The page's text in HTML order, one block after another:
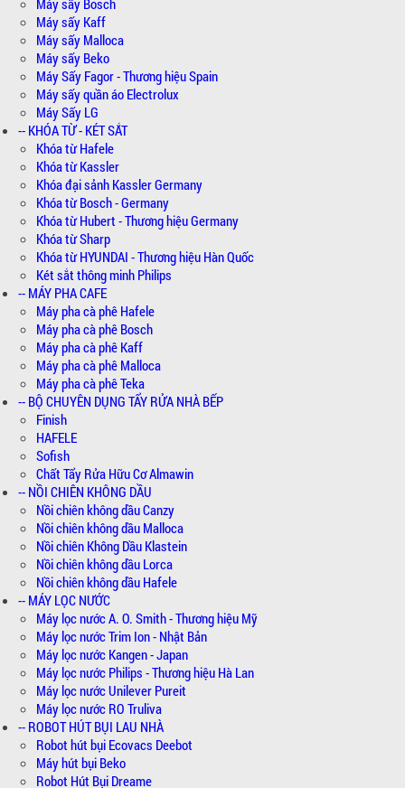
Máy sấy Kaff
Máy sấy Malloca
Máy sấy Beko
Máy Sấy Fagor - Thương hiệu Spain
Máy sấy quần áo Electrolux
Máy Sấy LG
-- KHÓA TỪ - KÉT SẮT
Khóa từ Hafele
Khóa từ Kassler
Khóa đại sảnh Kassler Germany
Khóa từ Bosch - Germany
Khóa từ Hubert - Thương hiệu Germany
Khóa từ Sharp
Khóa từ HYUNDAI - Thương hiệu Hàn Quốc
Két sắt thông minh Philips
-- MÁY PHA CAFE
Máy pha cà phê Hafele
Máy pha cà phê Bosch
Máy pha cà phê Kaff
Máy pha cà phê Malloca
Máy pha cà phê Teka
-- BỘ CHUYÊN DỤNG TẨY RỬA NHÀ BẾP
Finish
HAFELE
Sofish
Chất Tẩy Rửa Hữu Cơ Almawin
-- NỒI CHIÊN KHÔNG DẦU
Nồi chiên không dầu Canzy
Nồi chiên không dầu Malloca
Nồi chiên Không Dầu Klastein
Nồi chiên không dầu Lorca
Nồi chiên không dầu Hafele
-- MÁY LỌC NƯỚC
Máy lọc nước A. O. Smith - Thương hiệu Mỹ
Máy lọc nước Trim Ion - Nhật Bản
Máy lọc nước Kangen - Japan
Máy lọc nước Philips - Thương hiệu Hà Lan
Máy lọc nước Unilever Pureit
Máy lọc nước RO Truliva
-- ROBOT HÚT BỤI LAU NHÀ
Robot hút bụi Ecovacs Deebot
Máy hút bụi Beko
Robot Hút Bụi Dreame